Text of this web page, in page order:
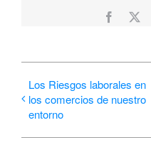
Los Riesgos laborales en
los comercios de nuestro
entorno